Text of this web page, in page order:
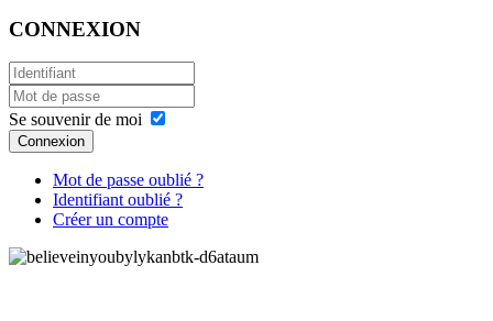
CONNEXION
Se souvenir de moi
Connexion
Mot de passe oublié ?
Identifiant oublié ?
Créer un compte